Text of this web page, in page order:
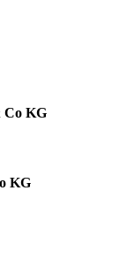
Co KG
KG